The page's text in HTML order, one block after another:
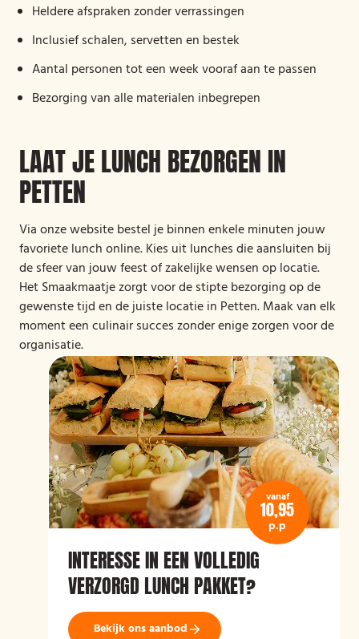
Heldere afspraken zonder verrassingen
Inclusief schalen, servetten en bestek
Aantal personen tot een week vooraf aan te passen
Bezorging van alle materialen inbegrepen
LAAT JE LUNCH BEZORGEN IN
PETTEN
Via onze website bestel je binnen enkele minuten jouw
favoriete lunch online. Kies uit lunches die aansluiten bij
de sfeer van jouw feest of zakelijke wensen op locatie.
Het Smaakmaatje zorgt voor de stipte bezorging op de
gewenste tijd en de juiste locatie in Petten. Maak van elk
moment een culinair succes zonder enige zorgen voor de
organisatie.
vanaf
10,95
p.p
INTERESSE IN EEN VOLLEDIG
VERZORGD LUNCH PAKKET?
Bekijk ons aanbod